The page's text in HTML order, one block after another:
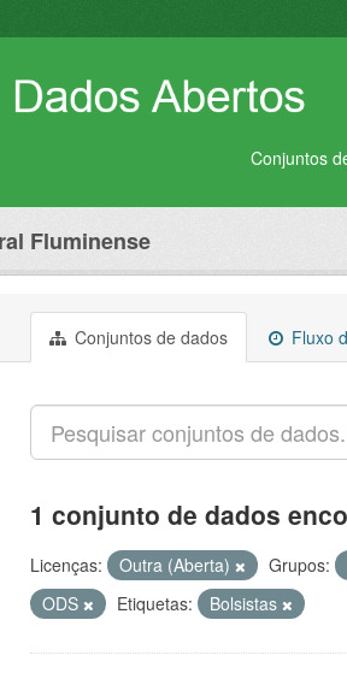
Conjuntos
Fluminense
Conjuntos de dados Fluxo
1 conjunto de dados
Licenças: Outra (Aberta) Grupos:
ODS
Etiquetas: Bolsistas